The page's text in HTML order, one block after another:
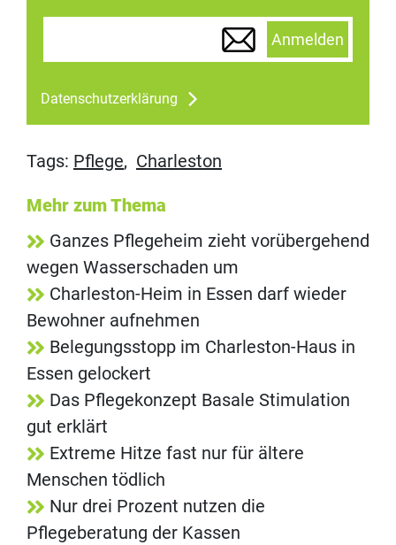
Anmelden
Datenschutzerklärung
Tags: Pflege, Charleston
Mehr zum Thema
Ganzes Pflegeheim zieht vorübergehend
wegen Wasserschaden um
Charleston-Heim in Essen darf wieder
Bewohner aufnehmen
Belegungsstopp im Charleston-Haus in
Essen gelockert
Das Pflegekonzept Basale Stimulation
gut erklärt
Extreme Hitze fast nur für ältere
Menschen tödlich
Nur drei Prozent nutzen die
Pflegeberatung der Kassen